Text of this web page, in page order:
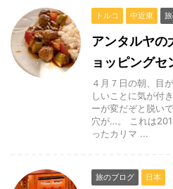
トルコ 中近東
アンタルヤの
ョッピングセ
４月７日の朝、目
しいことに気が付
ーが変だぞと脱い
穴が…。 これは
ったカリマ ...
旅のブログ 日本